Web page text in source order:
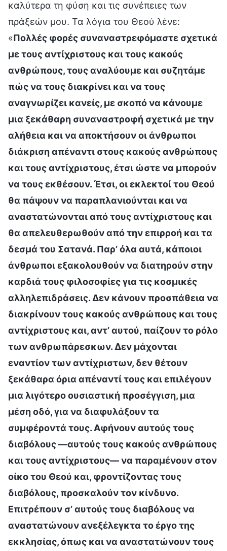
καλύτερα τη φύση και τις συνέπειες των
πράξεών μου. Τα λόγια του Θεού λένε:
«Πολλές φορές συναναστρεφόμαστε σχετικά
με τους αντίχριστους και τους κακούς
ανθρώπους, τους αναλύουμε και συζητάμε
πώς να τους διακρίνει και να τους
αναγνωρίζει κανείς, με σκοπό να κάνουμε
μια ξεκάθαρη συναναστροφή σχετικά με την
αλήθεια και να αποκτήσουν οι άνθρωποι
διάκριση απέναντι στους κακούς ανθρώπους
και τους αντίχριστους, έτσι ώστε να μπορούν
να τους εκθέσουν. Έτσι, οι εκλεκτοί του Θεού
θα πάψουν να παραπλανιούνται και να
αναστατώνονται από τους αντίχριστους και
θα απελευθερωθούν από την επιρροή και τα
δεσμά του Σατανά. Παρ’ όλα αυτά, κάποιοι
άνθρωποι εξακολουθούν να διατηρούν στην
καρδιά τους φιλοσοφίες για τις κοσμικές
αλληλεπιδράσεις. Δεν κάνουν προσπάθεια να
διακρίνουν τους κακούς ανθρώπους και τους
αντίχριστους και, αντ’ αυτού, παίζουν το ρόλο
των ανθρωπάρεσκων. Δεν μάχονται
εναντίον των αντίχριστων, δεν θέτουν
ξεκάθαρα όρια απέναντί τους και επιλέγουν
μια λιγότερο ουσιαστική προσέγγιση, μια
μέση οδό, για να διαφυλάξουν τα
συμφέροντά τους. Αφήνουν αυτούς τους
διαβόλους —αυτούς τους κακούς ανθρώπους
και τους αντίχριστους— να παραμένουν στον
οίκο του Θεού και, φροντίζοντας τους
διαβόλους, προσκαλούν τον κίνδυνο.
Επιτρέπουν σ’ αυτούς τους διαβόλους να
αναστατώνουν ανεξέλεγκτα το έργο της
εκκλησίας, όπως και να αναστατώνουν τους